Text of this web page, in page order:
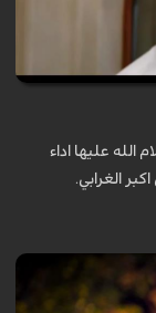
عليها اداء
الغرابي.